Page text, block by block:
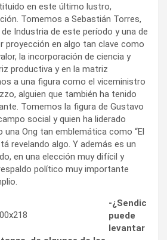
en este último lustro,
Tomemos a Sebastián Torres,
Industria de este período y una de
proyección en algo tan clave como
la incorporación de ciencia y
productiva y en la matriz
a una figura como el viceministro
alguien que también ha tenido
Tomemos la figura de Gustavo
social y quien ha liderado
Ong tan emblemática como “El
revelando algo. Y además es un
en una elección muy difícil y
político muy importante
-¿Sendic
puede
levantar